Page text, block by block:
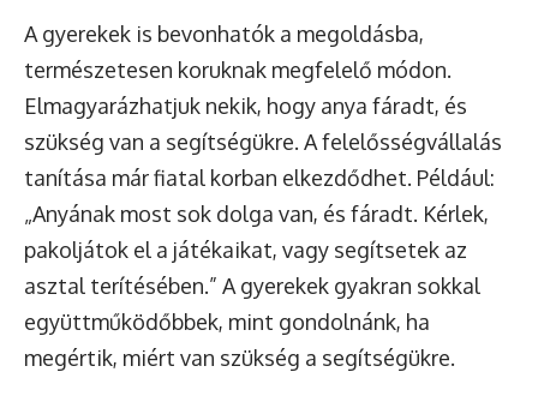
A gyerekek is bevonhatók a megoldásba,
természetesen koruknak megfelelő módon.
Elmagyarázhatjuk nekik, hogy anya fáradt, és
szükség van a segítségükre. A felelősségvállalás
tanítása már fiatal korban elkezdődhet. Például:
„Anyának most sok dolga van, és fáradt. Kérlek,
pakoljátok el a játékaikat, vagy segítsetek az
asztal terítésében.” A gyerekek gyakran sokkal
együttműködőbbek, mint gondolnánk, ha
megértik, miért van szükség a segítségükre.